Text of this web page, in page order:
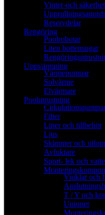
Vinter-och
Reservdelar
Rengöring
Poolrobotar
Liten bottensugar
Uppvärmning
Värmepumpar
Solvärme
Elvärmare
Poolutrustning
Filter
Liner och tillbehör
Ljus
Skimmer och
Avfuktare
Sport- lek och
Vinklar och
T / Y och
Unioner